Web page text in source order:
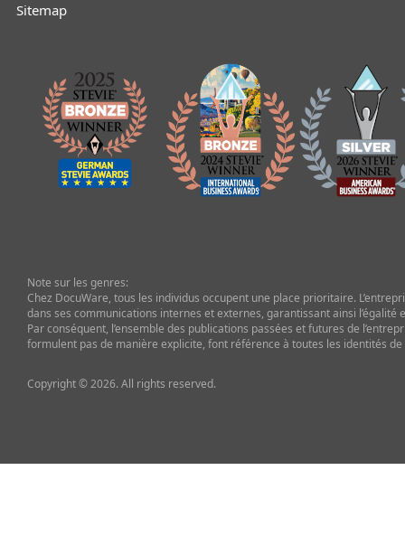
Sitemap
Note sur les genres:
Chez DocuWare, tous les individus occupent une place prioritaire.
dans ses communications internes et externes, garantissant ainsi l’égalité
Par conséquent, l’ensemble des publications passées et futures de
formulent pas de manière explicite, font référence à toutes les identités de
Copyright © 2026. All rights reserved.